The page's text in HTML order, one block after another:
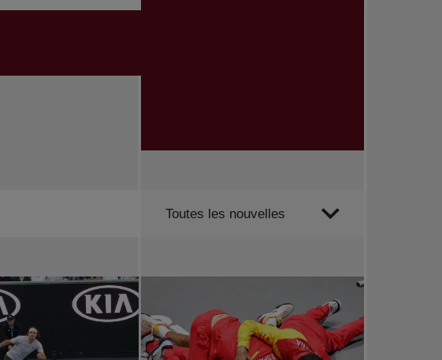
Trier par
Toutes les nouvelles
Redéfinir le jeu